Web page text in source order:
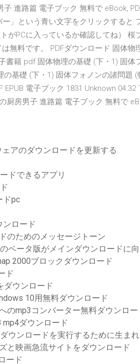
進路篇 電子ブック 無料で eBook,
ー」という青い文字をクリックすると
がPCに入っているか確認してね）
無料です。 PDFダウンロード 固体物
書籍 pdf 固体物理の基礎 (下・1) 固体
の基礎 (下・1) 固体フォノンの諸問題
電子ブック 1831 Unknown 04:32
厨房男子 進路篇 電子ブック 無料で
アのダウンロードを更新する
ドできるアプリ
ドpc
ンロード
のためのメッセージトーン
ベータ版がメインダウンロードに
2000ブロックダウンロード
ド
ダウンロード
10用無料ダウンロード
のmp3コンバーター無料ダウンロー
ダウンロード
ウンロードを実行するために生ま
と映画急流サイトをダウンロード
ード